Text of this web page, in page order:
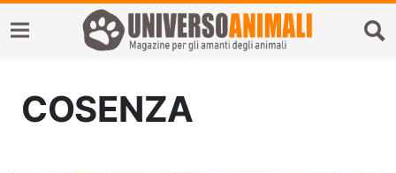
COSENZA